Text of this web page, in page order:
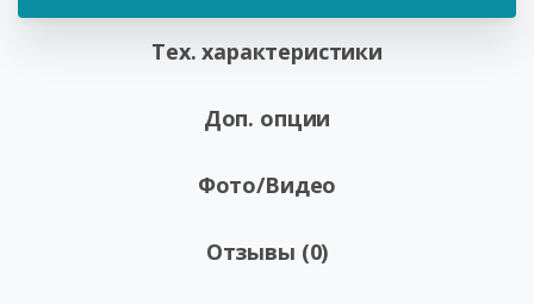
Тех. характеристики
Доп. опции
Фото/Видео
Отзывы (0)